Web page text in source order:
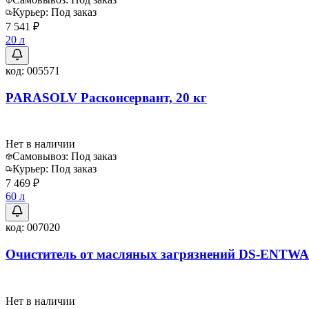
Курьер: Под заказ
7 541 ₽
20 л
код: 005571
PARASOLV Расконсервант, 20 кг
Нет в наличии
Самовывоз: Под заказ
Курьер: Под заказ
7 469 ₽
60 л
код: 007020
Очиститель от масляных загрязнений DS-
Нет в наличии